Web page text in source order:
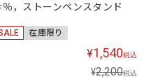
％，ストーンペンスタンド
在庫限り
¥1,540税込
¥2,200税込